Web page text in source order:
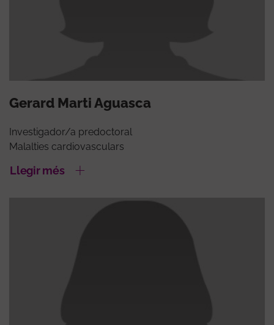
Gerard Marti Aguasca
Investigador/a predoctoral
Malalties cardiovasculars
Llegir més